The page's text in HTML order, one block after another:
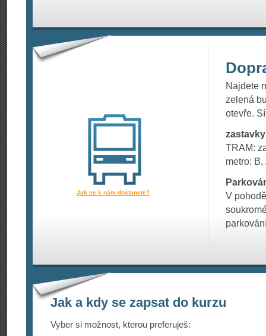
Najdete
zelená
otevře.
TRAM:
metro:
V
Jak se k nám dostanete?
Jak a kdy se zapsat do kurzu
Vyber si možnost, kterou preferuješ: